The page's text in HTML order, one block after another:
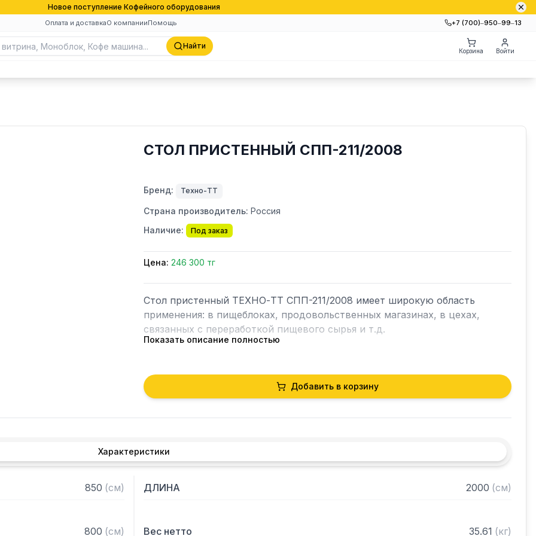
Новое поступление Кофейного оборудования
Оплата и доставкаО компанииПомощь +7 (700)‒950‒99‒13
Найти
Корзина Войти
СТОЛ ПРИСТЕННЫЙ СПП-211/2008
Бренд: Техно-ТТ
Страна производитель: Россия
Наличие:
Под заказ
Цена: 246 300 тг
Стол пристенный ТЕХНО-ТТ СПП-211/2008 имеет широкую область
применения: в пищеблоках, продовольственных магазинах, в цехах,
связанных с переработкой пищевого сырья и т.д.
— Стол производственный с объемным бортом высотой 70 мм,
столешница из нержавеющей стали марки AISI 304 толщиной 0,8 мм
— Каркас разборный из уголка 40х40 толщиной 2 мм, покрытого
— Регулируемые опоры
Показать описание полностью
Добавить в корзину
Характеристики
850 (см) ДЛИНА 2000 (см)
800 (см) Вес нетто 35.61 (кг)